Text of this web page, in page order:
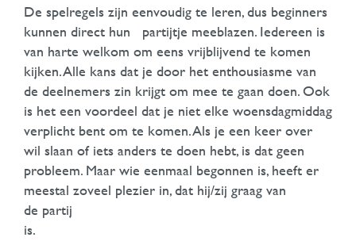
De spelregels zijn eenvoudig te leren, dus beginners
kunnen direct hun partijtje meeblazen. Iedereen is
van harte welkom om eens vrijblijvend te komen
kijken. Alle kans dat je door het enthousiasme van
de deelnemers zin krijgt om mee te gaan doen. Ook
is het een voordeel dat je niet elke woensdagmiddag
verplicht bent om te komen. Als je een keer over
wil slaan of iets anders te doen hebt, is dat geen
probleem. Maar wie eenmaal begonnen is, heeft er
meestal zoveel plezier in, dat hij/zij graag van
de partij